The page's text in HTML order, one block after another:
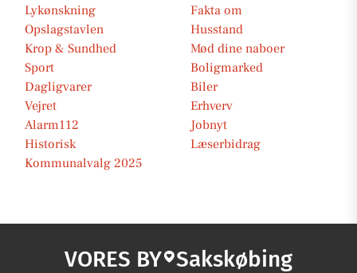
Lykønskning
Fakta om
Opslagstavlen
Husstand
Krop & Sundhed
Mød dine naboer
Sport
Boligmarked
Dagligvarer
Biler
Vejret
Erhverv
Alarm112
Jobnyt
Historisk
Læserbidrag
Kommunalvalg 2025
VORES BY Sakskøbing